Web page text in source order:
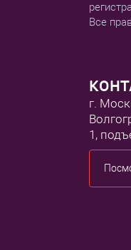
Все
г.
1,